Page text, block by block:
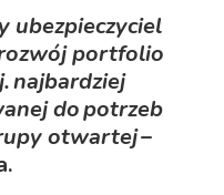
ubezpieczyciel
portfolio
najbardziej
do potrzeb
otwartej–